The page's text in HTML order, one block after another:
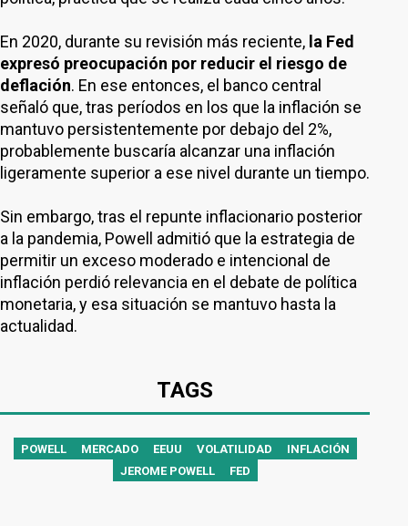
En 2020, durante su revisión más reciente, la Fed
expresó preocupación por reducir el riesgo de
deflación. En ese entonces, el banco central
señaló que, tras períodos en los que la inflación se
mantuvo persistentemente por debajo del 2%,
probablemente buscaría alcanzar una inflación
ligeramente superior a ese nivel durante un tiempo.
Sin embargo, tras el repunte inflacionario posterior
a la pandemia, Powell admitió que la estrategia de
permitir un exceso moderado e intencional de
inflación perdió relevancia en el debate de política
monetaria, y esa situación se mantuvo hasta la
actualidad.
TAGS
POWELL MERCADO EEUU VOLATILIDAD
INFLACIÓN
JEROME POWELL
FED